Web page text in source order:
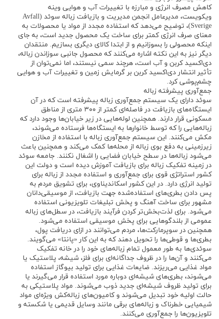
کاهش مصرف انرژی و مبارزه با تغییرات آب و هوایی وینه‌
ویکویست، مدیرعامل انجمن مدیریت و بازیافت زباله سوئد (Avfall
Sverige)، توضیح می‌دهد که استفاده مجدد از مواد یا محصولات به
معنای صرف انرژی کمتر برای ساخت یک محصول جدید است، به جای
اینکه محصولی را بسوزانیم و از ابتدا کالای دیگری بسازیم. منتقدان
دیگر نیز به این نکته اشاره می‌کنند که محصول جانبی سوزاندن زباله،
دی‌اکسید کربن و آب است، هرچند سمی نیستند، اما نمی‌توان از
تأثیر انتشار دی‌اکسید کربن بر گرمایش زمین و تغییرات آب و هوایی
چشم‌پوشی کرد.
جمع‌آوری پیشرفته زباله
سوئد دارای یک سیستم جمع‌آوری زباله پیشرفته است که در آن
ایستگاه‌های بازیافت در فاصله‌ای کمتر از ۳۰۰ متری از مناطق
مسکونی قرار دارند. همچنین لوله‌هایی در زیر خیابان‌ها وجود دارد که
زباله‌هایی را که توسط خانوارها به ایستگاه‌ها فرستاده می‌شوند،
مکش می‌کنند. این سیستم جمع‌آوری زباله با استفاده از مخازن
زیرزمینی به دفع بوی زباله از محله‌ها کمک می‌کند و همچنین باعث
می‌شود زباله‌ها در سطح خیابان فضایی را اشغال نکنند. جامعه سوئد
در زمینه تفکیک زباله برای بازیافت آموزش دیده است و دولت این
کشور استراتژی قوی برای جمع‌آوری و استفاده مجدد از زباله برای
تولید انرژی دارد. در این کشور اسکاندیناوی، برای تشویق مردم به
پس دادن بطری‌های استفاده‌شده جهت بازیافت، از موسیقی‌دانان
مشهور برای ساخت آهنگ و پخش تبلیغات تلویزیونی استفاده
می‌شود. برای لذت‌بخش‌تر کردن فرآیند بازیافت، در سطل‌های زباله
عمومی از بلندگوهایی برای پخش موسیقی استفاده می‌شود.
همچنین در سوپرمارکت‌ها، مردم می‌توانند در ازای دریافت پول،
بطری‌ها و قوطی‌ها را تحویل دهند که به این کار «پانتا» می‌گویند.
سوئدی‌ها به طور معمول تمام زباله‌های خود را در خانه تفکیک
می‌کنند و آن‌ها را در ظروف جداگانه‌ای برای فلز، شیشه، پلاستیک یا
مواد غذایی می‌ریزند. ضایعات غذایی برای تولید بیوگاز استفاده
می‌شوند، بطری‌های شیشه‌ای دوباره مورد استفاده قرار می‌گیرند یا
برای تولید ظروف شیشه‌ای جدید ذوب می‌شوند. مواد پلاستیکی به
حالت اولیه خود تبدیل می‌شوند و کامیون‌های زباله‌کش ویژه‌ای مواد
شیمیایی خطرناک و زباله‌های برقی مانند وسایل قدیمی یا شکسته و
تلویزیون‌ها را جمع‌آوری می‌کنند.